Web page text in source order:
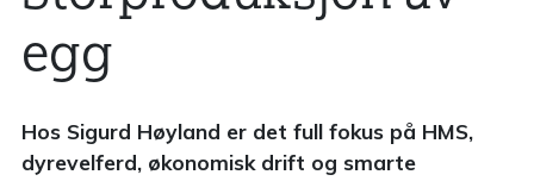
egg
Hos Sigurd Høyland er det full fokus på HMS,
dyrevelferd, økonomisk drift og smarte